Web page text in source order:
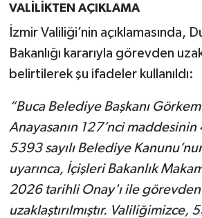
VALİLİKTEN AÇIKLAMA
İzmir Valiliği’nin açıklamasında,
Bakanlığı kararıyla görevden
belirtilerek şu ifadeler kullanıldı:
“Buca Belediye Başkanı
Anayasanın 127’nci maddesinin
5393 sayılı Belediye
uyarınca, İçişleri Bakanlık
2026 tarihli Onay'ı ile görevden
uzaklaştırılmıştır. Valiliğimizce,